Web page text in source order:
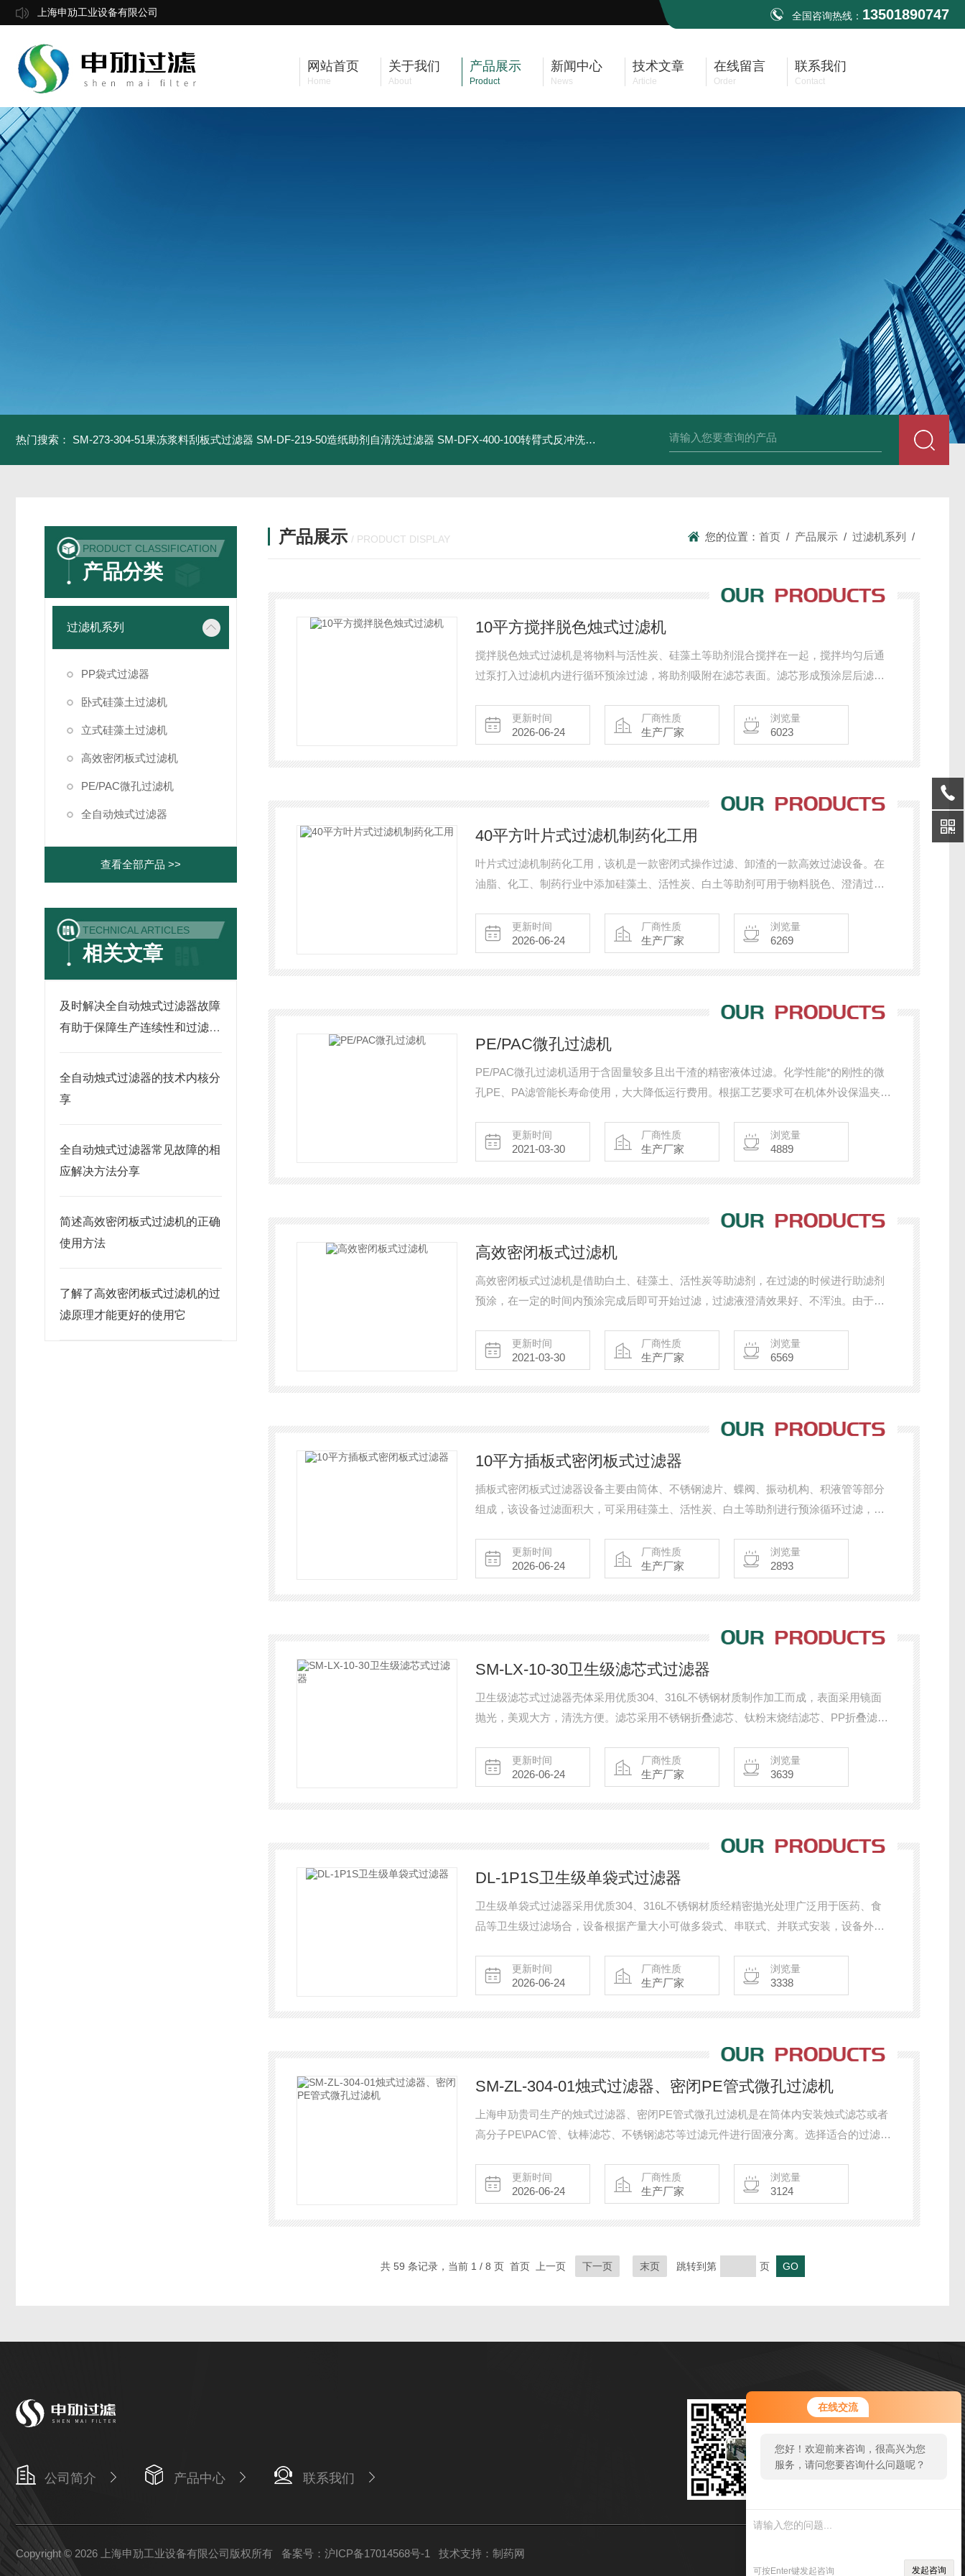
在线交流
您好！欢迎前来咨询，很高兴为您
服务，请问您要咨询什么问题呢？
可按Enter键发起咨询 发起咨询
上海申劢工业设备有限公司 全国咨询热线： 13501890747
网站首页
Home
关于我们
About
产品展示
Product
新闻中心
News
技术文章
Article
在线留言
Order
联系我们
Contact
热门搜索： SM-273-304-51果冻浆料刮板式过滤器 SM-DF-219-50造纸助剂自清洗过滤器 SM-DFX-400-100转臂式反冲洗过滤器 DN600全自动白水自清洗过滤器 325全自动刷式自清洗过滤器 10平方插
PRODUCT CLASSIFICATION
产品分类
过滤机系列
PP袋式过滤器
卧式硅藻土过滤机
立式硅藻土过滤机
高效密闭板式过滤机
PE/PAC微孔过滤机
全自动烛式过滤器
查看全部产品 >>
TECHNICAL ARTICLES
相关文章
及时解决全自动烛式过滤器故障
有助于保障生产连续性和过滤质
全自动烛式过滤器的技术内核分
享
全自动烛式过滤器常见故障的相
应解决方法分享
简述高效密闭板式过滤机的正确
使用方法
了解了高效密闭板式过滤机的过
滤原理才能更好的使用它
产品展示 / PRODUCT DISPLAY 您的位置： 首页 / 产品展示 / 过滤机系列 /
10平方搅拌脱色烛式过滤机
搅拌脱色烛式过滤机是将物料与活性炭、硅藻土等助剂混合搅拌在一起，搅拌均匀后通
过泵打入过滤机内进行循环预涂过滤，将助剂吸附在滤芯表面。滤芯形成预涂层后滤液
用。
更新时间
2026-06-24
厂商性质
生产厂家
浏览量
6023
40平方叶片式过滤机制药化工用
叶片式过滤机制药化工用，该机是一款密闭式操作过滤、卸渣的一款高效过滤设备。在
油脂、化工、制药行业中添加硅藻土、活性炭、白土等助剂可用于物料脱色、澄清过
更新时间
2026-06-24
厂商性质
生产厂家
浏览量
6269
PE/PAC微孔过滤机
PE/PAC微孔过滤机适用于含固量较多且出干渣的精密液体过滤。化学性能*的刚性的微
孔PE、PA滤管能长寿命使用，大大降低运行费用。根据工艺要求可在机体外设保温夹
更新时间
2021-03-30
厂商性质
生产厂家
浏览量
4889
高效密闭板式过滤机
高效密闭板式过滤机是借助白土、硅藻土、活性炭等助滤剂，在过滤的时候进行助滤剂
预涂，在一定的时间内预涂完成后即可开始过滤，过滤液澄清效果好、不浑浊。由于过
过滤产品中。
更新时间
2021-03-30
厂商性质
生产厂家
浏览量
6569
10平方插板式密闭板式过滤器
插板式密闭板式过滤器设备主要由筒体、不锈钢滤片、蝶阀、振动机构、积液管等部分
组成，该设备过滤面积大，可采用硅藻土、活性炭、白土等助剂进行预涂循环过滤，使
在化工、制药、涂料树脂、油脂、新材料等行业中得到广泛应用。
更新时间
2026-06-24
厂商性质
生产厂家
浏览量
2893
SM-LX-10-30卫生级滤芯式过滤器
卫生级滤芯式过滤器壳体采用优质304、316L不锈钢材质制作加工而成，表面采用镜面
抛光，美观大方，清洗方便。滤芯采用不锈钢折叠滤芯、钛粉末烧结滤芯、PP折叠滤
不同工况要求。
更新时间
2026-06-24
厂商性质
生产厂家
浏览量
3639
DL-1P1S卫生级单袋式过滤器
卫生级单袋式过滤器采用优质304、316L不锈钢材质经精密抛光处理广泛用于医药、食
品等卫生级过滤场合，设备根据产量大小可做多袋式、串联式、并联式安装，设备外观
更新时间
2026-06-24
厂商性质
生产厂家
浏览量
3338
SM-ZL-304-01烛式过滤器、密闭PE管式微孔过滤机
上海申劢贵司生产的烛式过滤器、密闭PE管式微孔过滤机是在筒体内安装烛式滤芯或者
高分子PE\PAC管、钛棒滤芯、不锈钢滤芯等过滤元件进行固液分离。选择适合的过滤元
澄清过滤、脱色过滤、固体干燥过滤等。
更新时间
2026-06-24
厂商性质
生产厂家
浏览量
3124
共 59 条记录，当前 1 / 8 页 首页 上一页 下一页 末页 跳转到第 页
公司简介 产品中心 联系我们
微信扫一扫
传真：86 21-57520510
Copyright © 2026 上海申劢工业设备有限公司版权所有 备案号：沪ICP备17014568号-1 技术支持： 制药网